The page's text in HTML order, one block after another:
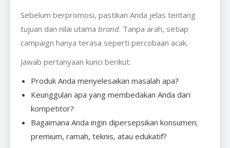
Sebelum berpromosi, pastikan Anda jelas tentang
tujuan dan nilai utama brand. Tanpa arah, setiap
campaign hanya terasa seperti percobaan acak.
Jawab pertanyaan kunci berikut:
Produk Anda menyelesaikan masalah apa?
Keunggulan apa yang membedakan Anda dari
kompetitor?
Bagaimana Anda ingin dipersepsikan konsumen;
premium, ramah, teknis, atau edukatif?